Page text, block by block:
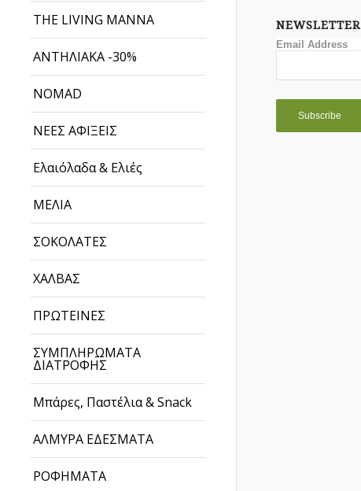
THE LIVING MANNA
ΑΝΤΗΛΙΑΚΑ -30%
NOMAD
ΝΕΕΣ ΑΦΙΞΕΙΣ
Ελαιόλαδα & Ελιές
ΜΕΛΙΑ
ΣΟΚΟΛΑΤΕΣ
ΧΑΛΒΑΣ
ΠΡΩΤΕΙΝΕΣ
ΣΥΜΠΛΗΡΩΜΑΤΑ
ΔΙΑΤΡΟΦΗΣ
Μπάρες, Παστέλια & Snack
ΑΛΜΥΡΑ ΕΔΕΣΜΑΤΑ
ΡΟΦΗΜΑΤΑ
NEWSLETTER
Email Address